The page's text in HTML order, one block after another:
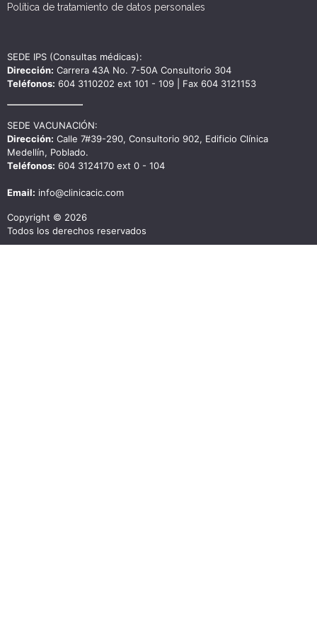
Política de tratamiento de datos personales
SEDE IPS (Consultas médicas):
Dirección: Carrera 43A No. 7-50A Consultorio 304
Teléfonos: 604 3110202 ext 101 - 109 | Fax 604 3121153
SEDE VACUNACIÓN:
Dirección: Calle 7#39-290, Consultorio 902, Edificio Clínica
Medellín, Poblado.
Teléfonos: 604 3124170 ext 0 - 104
Email: info@clinicacic.com
Copyright © 2026
Todos los derechos reservados